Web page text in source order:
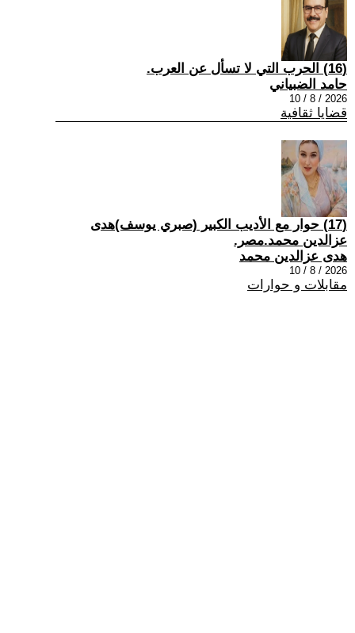
(16) الحرب التي لا تسأل عن العرب.
حامد الضبياني
2026 / 8 / 10
قضايا ثقافية
(17) حوار مع الأديب الكبير (صبري يوسف)هدى
عزالدين محمد.مصر.
هدى عزالدين محمد
2026 / 8 / 10
مقابلات و حوارات